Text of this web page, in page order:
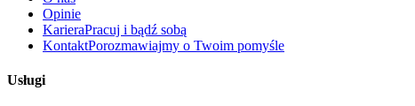
Opinie
KarieraPracuj i bądź sobą
KontaktPorozmawiajmy o Twoim pomyśle
Usługi